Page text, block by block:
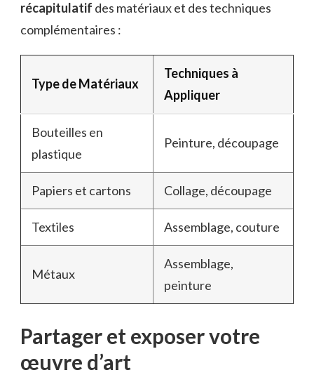
récapitulatif des matériaux et des techniques
complémentaires :
Type de Matériaux
Techniques à
Appliquer
Bouteilles en
plastique
Peinture, découpage
Papiers et cartons Collage, découpage
Textiles Assemblage, couture
Métaux
Assemblage,
peinture
Partager et exposer votre
œuvre d’art